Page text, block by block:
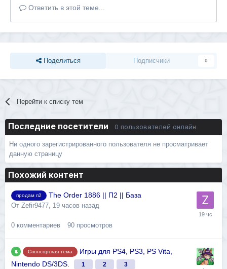
Ответить в этой теме...
Поделиться Подписчики 0
Перейти к списку тем
Последние посетители 0 пользователей онлайн
Ни одного зарегистрированного пользователя не просматривает
данную страницу
Похожий контент
продам п2
The Order 1886 || П2 || База
От Zefir9477 19 часов назад
0 комментариев 90 просмотров
Спонсорская тема
Игры для PS4, PS3, PS Vita,
Nintendo DS/3DS.
1 2 3